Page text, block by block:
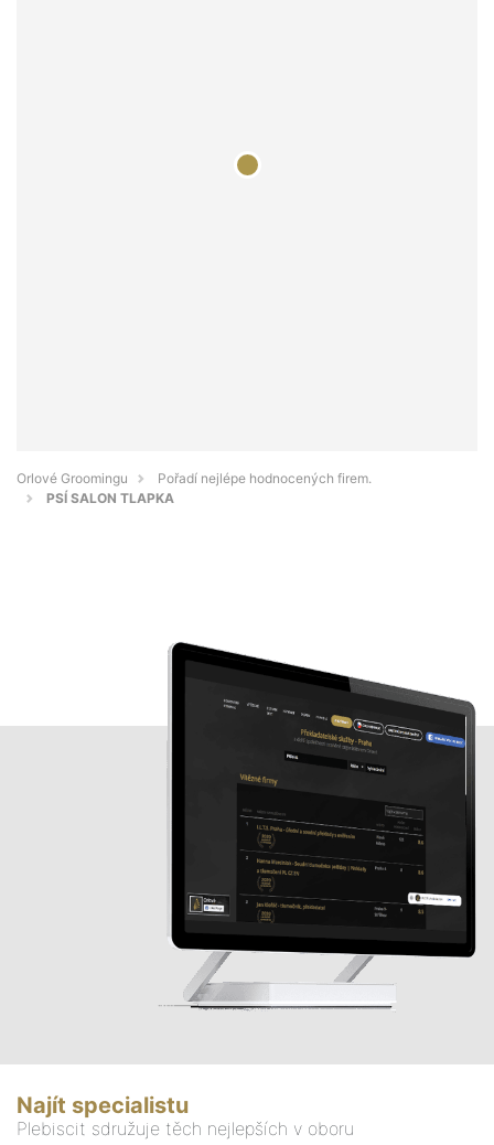
Orlové Groomingu
Pořadí nejlépe hodnocených firem.
PSÍ SALON TLAPKA
Najít specialistu
Plebiscit sdružuje těch nejlepších v oboru